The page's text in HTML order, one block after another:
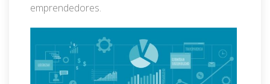
emprendedores.